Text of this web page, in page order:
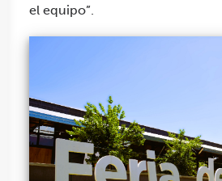
el equipo”.